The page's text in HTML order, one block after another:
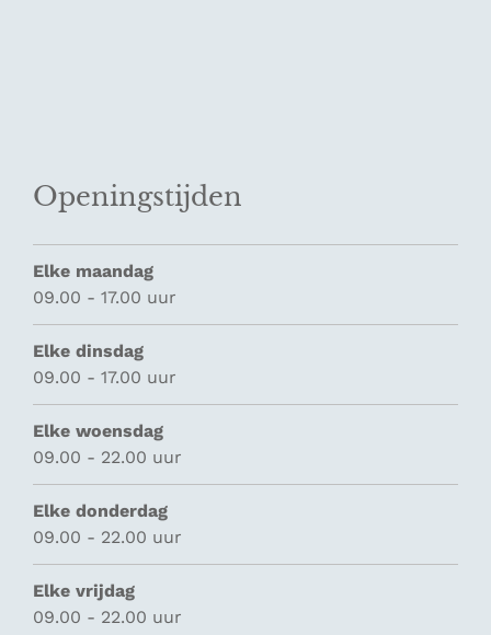
Openingstijden
Elke maandag
09.00 - 17.00 uur
Elke dinsdag
09.00 - 17.00 uur
Elke woensdag
09.00 - 22.00 uur
Elke donderdag
09.00 - 22.00 uur
Elke vrijdag
09.00 - 22.00 uur